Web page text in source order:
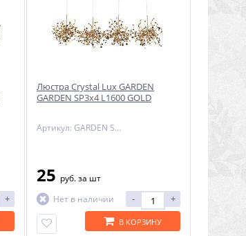
+
Люстра Crystal Lux GARDEN
GARDEN SP3х4 L1600 GOLD
Артикул: GARDEN SP3х4 L1600 GOLD
25 руб.за шт
Нет в наличии
- +
В КОРЗИНУ